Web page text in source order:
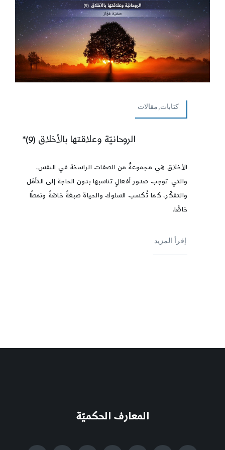
كتابات,مقالات
الروحانيّة وعلاقتها بالأخلاق (9)*
الأخلاق هي مجموعةٌ من الصفات الراسخة في النفس،
والتي توجب صدور أفعالٍ تناسبها بدون الحاجة إلى التأمّل
والتفكّر، كما تُكسب السلوك والحياة صبغةً خاصّةً ونمطًا
خاصًّا.
إقرأ المزيد
المعارف الحكميّة